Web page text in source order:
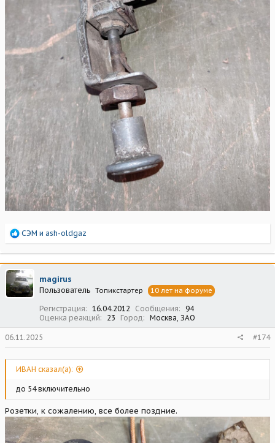
Р
а
к
ц
и
и
СЭМ и ash-oldgaz
magirus
Пользователь Топикстартер 10 лет на форуме
Регистрация 16.04.2012 Сообщения
94
Оценка реакций
23 Город Москва, ЗАО
06.11.2025 #174
ИВАН сказал(а):
до 54 включительно
Розетки, к сожалению, все более поздние.